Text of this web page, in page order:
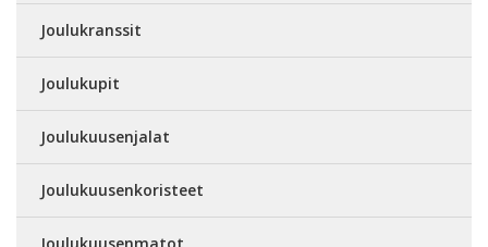
Joulukranssit
Joulukupit
Joulukuusenjalat
Joulukuusenkoristeet